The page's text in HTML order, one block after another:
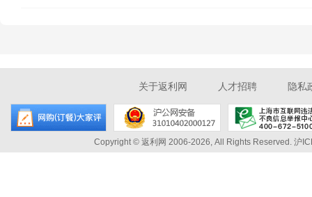
关于返利网 人才招聘 隐私
Copyright © 返利网 2006-2026, All Rights Reserved. 沪